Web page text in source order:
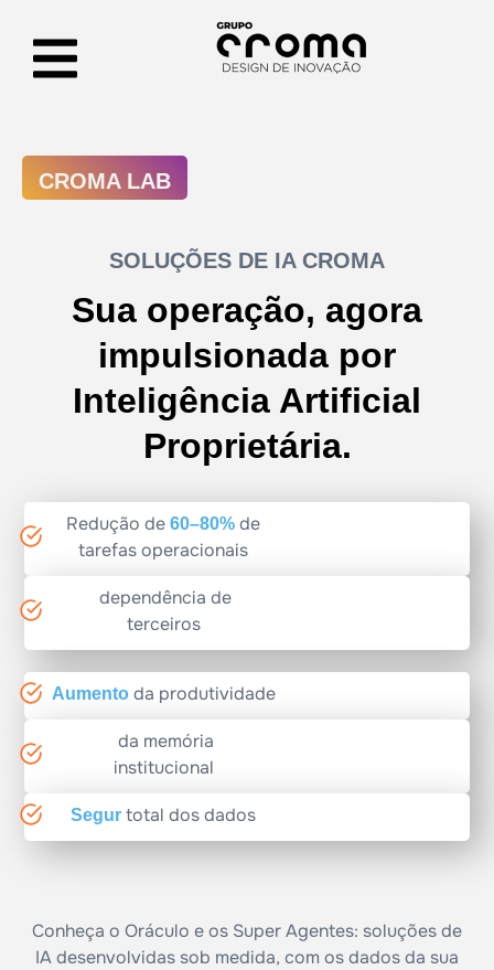
CROMA LAB
SOLUÇÕES DE IA CROMA
Sua operação, agora
impulsionada por
Inteligência Artificial
Proprietária.
Redução de60–80% de
tarefas operacionais
dependência de
terceiros
Aumento da produtividade
da memória
institucional
eguran ça total dos dados
Conheça o Oráculo e os Super Agentes: soluções de
IA desenvolvidas sob medida, com os dados da sua